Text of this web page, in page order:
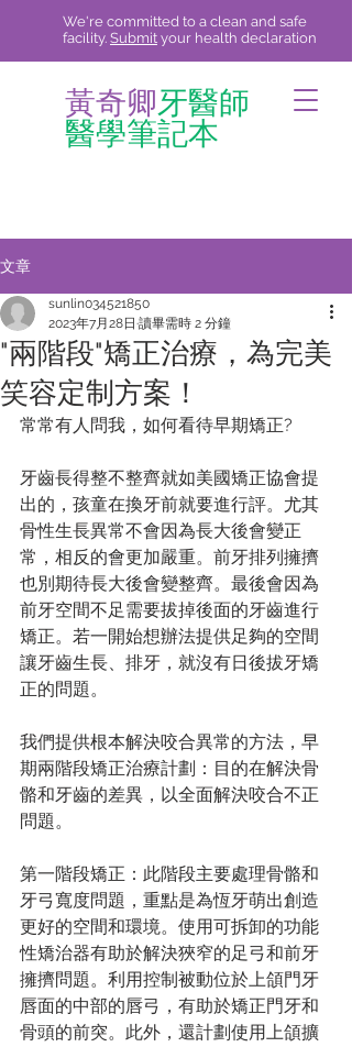
黃奇卿牙醫師
醫學筆記本
We're committed to a clean and safe
facility. Submit your health declaration
文章
"兩階段"矯正治療，為完美
笑容定制方案！
sunlin034521850
2023年7月28日 讀畢需時 2 分鐘
常常有人問我，如何看待早期矯正?
牙齒長得整不整齊就如美國矯正協會提
出的，孩童在換牙前就要進行評。尤其
骨性生長異常不會因為長大後會變正
常，相反的會更加嚴重。前牙排列擁擠
也別期待長大後會變整齊。最後會因為
前牙空間不足需要拔掉後面的牙齒進行
矯正。若一開始想辦法提供足夠的空間
讓牙齒生長、排牙，就沒有日後拔牙矯
正的問題。
我們提供根本解決咬合異常的方法，早
期兩階段矯正治療計劃：目的在解決骨
骼和牙齒的差異，以全面解決咬合不正
問題。
第一階段矯正：此階段主要處理骨骼和
牙弓寬度問題，重點是為恆牙萌出創造
更好的空間和環境。使用可拆卸的功能
性矯治器有助於解決狹窄的足弓和前牙
擁擠問題。利用控制被動位於上頜門牙
唇面的中部的唇弓，有助於矯正門牙和
骨頭的前突。此外，還計劃使用上頜擴